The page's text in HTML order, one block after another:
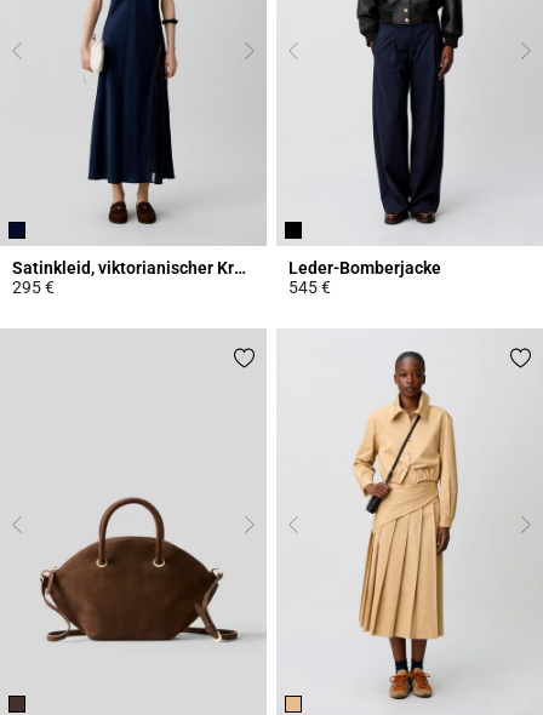
Satinkleid, viktorianischer Kragen
295 €
Leder-Bomberjacke
545 €